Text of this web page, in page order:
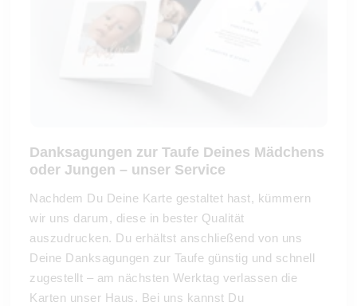
Danksagungen zur Taufe Deines Mädchens
oder Jungen – unser Service
Nachdem Du Deine Karte gestaltet hast, kümmern
wir uns darum, diese in bester Qualität
auszudrucken. Du erhältst anschließend von uns
Deine Danksagungen zur Taufe günstig und schnell
zugestellt – am nächsten Werktag verlassen die
Karten unser Haus. Bei uns kannst Du